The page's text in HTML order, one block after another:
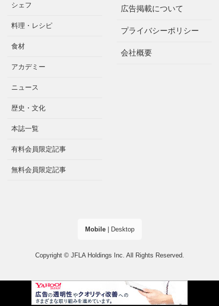
シェフ
料理・レシピ
食材
アカデミー
ニュース
歴史・文化
本誌一覧
有料会員限定記事
無料会員限定記事
広告掲載について
プライバシーポリシー
会社概要
Mobile| Desktop
Copyright © JFLA Holdings Inc. All Rights Reserved.